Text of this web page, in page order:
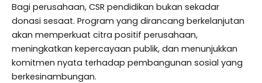
Bagi perusahaan, CSR pendidikan bukan sekadar
donasi sesaat. Program yang dirancang berkelanjutan
akan memperkuat citra positif perusahaan,
meningkatkan kepercayaan publik, dan menunjukkan
komitmen nyata terhadap pembangunan sosial yang
berkesinambungan.